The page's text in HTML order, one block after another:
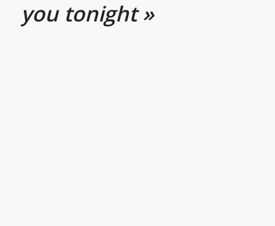
you tonight »